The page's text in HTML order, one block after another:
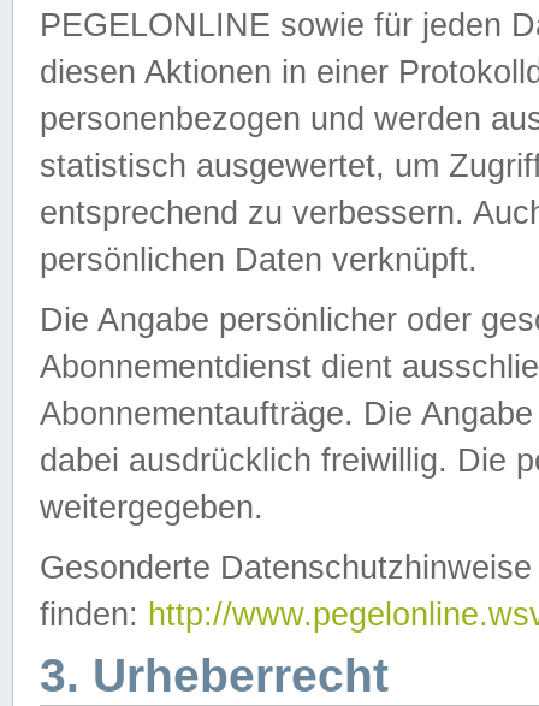
PEGELONLINE sowie für jeden
diesen Aktionen in einer
personenbezogen und werden
statistisch ausgewertet, um
entsprechend zu verbessern.
persönlichen Daten verknüpft.
Die Angabe persönlicher oder
Abonnementdienst dient
Abonnementaufträge. Die
dabei ausdrücklich freiwillig. Die
weitergegeben.
Gesonderte
finden: http://
3. Urheberrecht